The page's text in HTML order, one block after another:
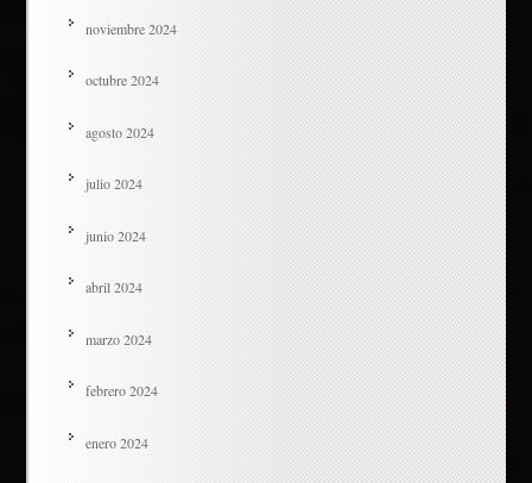
noviembre 2024
octubre 2024
agosto 2024
julio 2024
junio 2024
abril 2024
marzo 2024
febrero 2024
enero 2024